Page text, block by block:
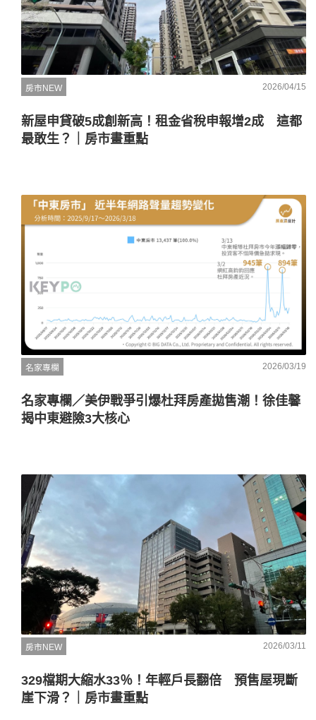
房市NEW 2026/04/15
新屋申貸破5成創新高！租金省稅申報增2成 這都
最敢生？｜房市畫重點
名家專欄 2026/03/19
名家專欄／美伊戰爭引爆杜拜房產拋售潮！徐佳馨
揭中東避險3大核心
房市NEW 2026/03/11
329檔期大縮水33％！年輕戶長翻倍 預售屋現斷
崖下滑？｜房市畫重點